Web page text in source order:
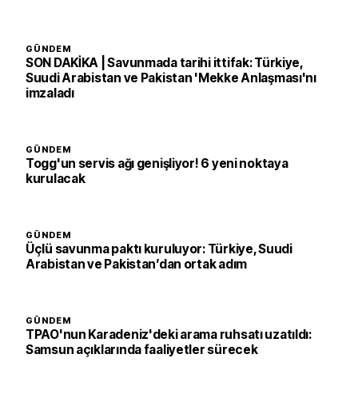
GÜNDEM
SON DAKİKA | Savunmada tarihi ittifak: Türkiye,
Suudi Arabistan ve Pakistan 'Mekke Anlaşması'nı
imzaladı
GÜNDEM
Togg'un servis ağı genişliyor! 6 yeni noktaya
kurulacak
GÜNDEM
Üçlü savunma paktı kuruluyor: Türkiye, Suudi
Arabistan ve Pakistan’dan ortak adım
GÜNDEM
TPAO'nun Karadeniz'deki arama ruhsatı uzatıldı:
Samsun açıklarında faaliyetler sürecek